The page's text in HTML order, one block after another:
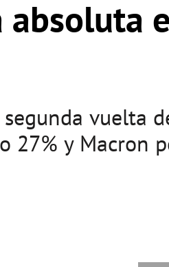
vuelta
27% y Macron